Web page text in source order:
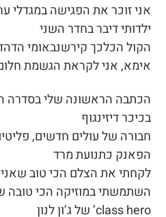
ילדותי דיבר בחדר השני
הקול הכלכך קירשנבאומי
אימא, אני לקראת הגשמת
הכתבה הראשונה שלי בסדרה
בכיכר דיזינגוף
חבורה של עולים חדשים,
הפאנק כתנועת מרד
לקחתי את הצלם הכי טוב שאני
class hero’ של ג’ון לנון